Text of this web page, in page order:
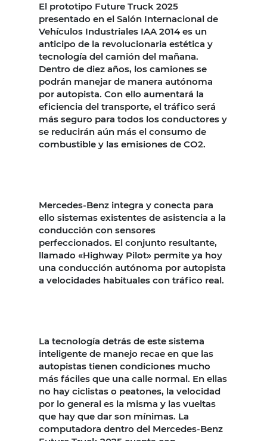
El prototipo Future Truck 2025
presentado en el Salón Internacional de
Vehículos Industriales IAA 2014 es un
anticipo de la revolucionaria estética y
tecnología del camión del mañana.
Dentro de diez años, los camiones se
podrán manejar de manera autónoma
por autopista. Con ello aumentará la
eficiencia del transporte, el tráfico será
más seguro para todos los conductores y
se reducirán aún más el consumo de
combustible y las emisiones de CO2.
Mercedes-Benz integra y conecta para
ello sistemas existentes de asistencia a la
conducción con sensores
perfeccionados. El conjunto resultante,
llamado «Highway Pilot» permite ya hoy
una conducción autónoma por autopista
a velocidades habituales con tráfico real.
La tecnología detrás de este sistema
inteligente de manejo recae en que las
autopistas tienen condiciones mucho
más fáciles que una calle normal. En ellas
no hay ciclistas o peatones, la velocidad
por lo general es la misma y las vueltas
que hay que dar son mínimas. La
computadora dentro del Mercedes-Benz